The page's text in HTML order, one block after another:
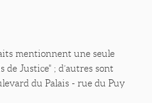
mentionnent une seule
de Justice" ; d’autres sont
du Palais - rue du Puy